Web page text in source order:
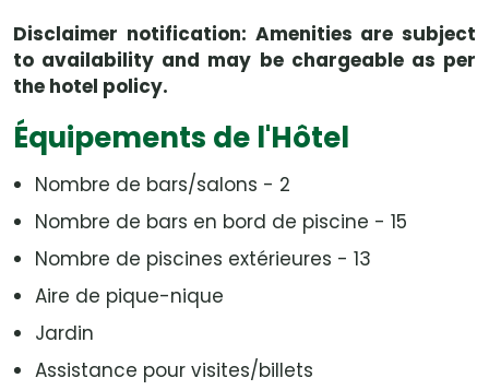
Disclaimer notification: Amenities are subject
to availability and may be chargeable as per
the hotel policy.
Équipements de l'Hôtel
Nombre de bars/salons - 2
Nombre de bars en bord de piscine - 15
Nombre de piscines extérieures - 13
Aire de pique-nique
Jardin
Assistance pour visites/billets